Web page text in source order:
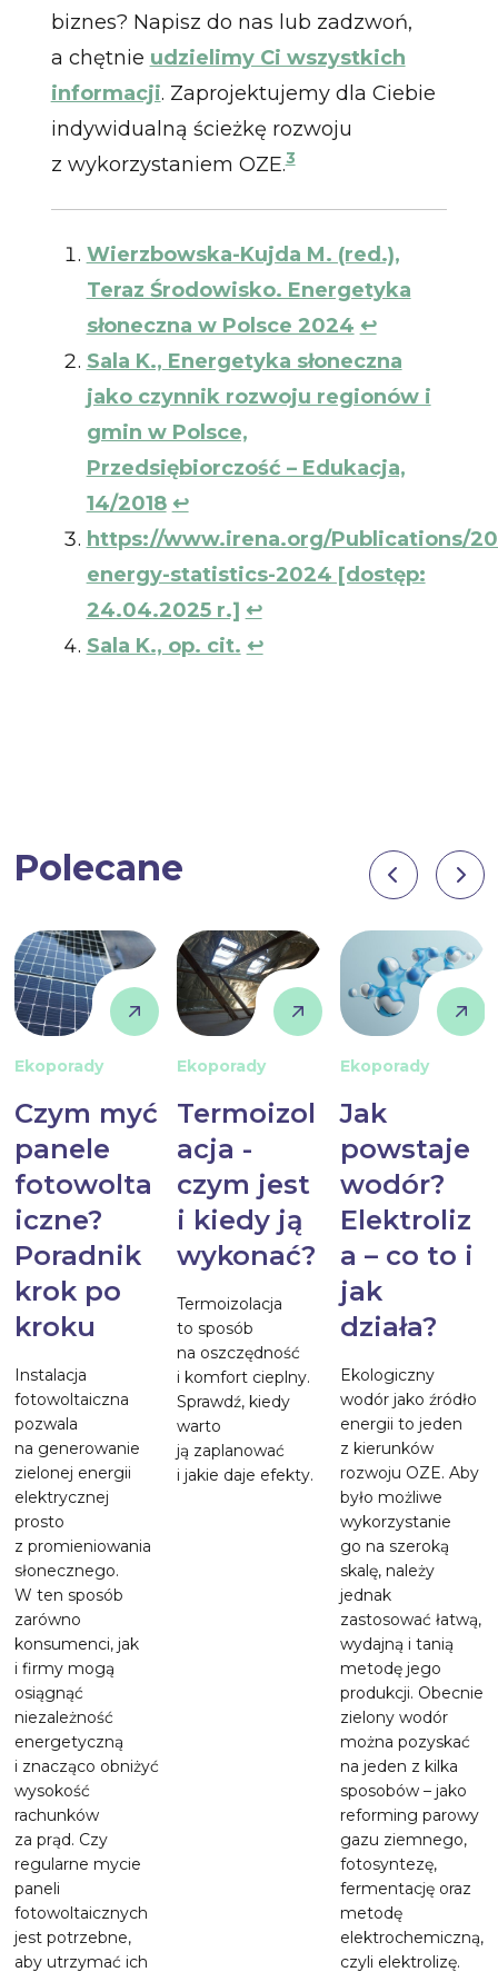
biznes? Napisz do nas lub zadzwoń,
a chętnie udzielimy Ci wszystkich
informacji. Zaprojektujemy dla Ciebie
indywidualną ścieżkę rozwoju
z wykorzystaniem OZE.3
Wierzbowska-Kujda M. (red.),
Teraz Środowisko. Energetyka
słoneczna w Polsce 2024 ↩︎
Sala K., Energetyka słoneczna
jako czynnik rozwoju regionów i
gmin w Polsce,
Przedsiębiorczość – Edukacja,
14/2018 ↩︎
https://www.irena.org/Publications/
energy-statistics-2024 [dostęp:
24.04.2025 r.] ↩︎
Sala K., op. cit. ↩︎
Polecane
Ekoporady
Czym myć
panele
fotowolta
iczne?
Poradnik
krok po
kroku
Instalacja
fotowoltaiczna
pozwala
na generowanie
zielonej energii
elektrycznej
prosto
z promieniowania
słonecznego.
W ten sposób
zarówno
konsumenci, jak
i firmy mogą
osiągnąć
niezależność
energetyczną
i znacząco obniżyć
wysokość
rachunków
za prąd. Czy
regularne mycie
paneli
fotowoltaicznych
jest potrzebne,
aby utrzymać ich
Ekoporady
Termoizol
acja -
czym jest
i kiedy ją
wykonać?
Termoizolacja
to sposób
na oszczędność
i komfort cieplny.
Sprawdź, kiedy
warto
ją zaplanować
i jakie daje efekty.
Ekoporady
Jak
powstaje
wodór?
Elektroliz
a – co to i
jak
działa?
Ekologiczny
wodór jako źródło
energii to jeden
z kierunków
rozwoju OZE. Aby
było możliwe
wykorzystanie
go na szeroką
skalę, należy
jednak
zastosować łatwą,
wydajną i tanią
metodę jego
produkcji. Obecnie
zielony wodór
można pozyskać
na jeden z kilka
sposobów – jako
reforming parowy
gazu ziemnego,
fotosyntezę,
fermentację oraz
metodę
elektrochemiczną,
czyli elektrolizę.